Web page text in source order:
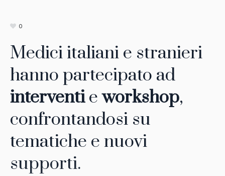
0
Medici italiani e stranieri
hanno partecipato ad
interventieworkshop,
confrontandosi su
tematiche e nuovi
supporti.